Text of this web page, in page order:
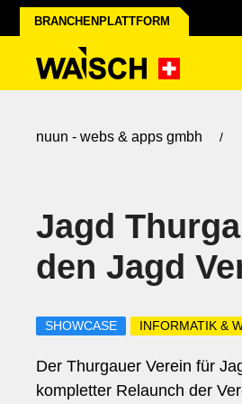
BRANCHENPLATTFORM
nuun - webs & apps gmbh
Jagd
den Jagd
SHOWCASE INFORMATIK &
Der Thurgauer Verein für
kompletter Relaunch der